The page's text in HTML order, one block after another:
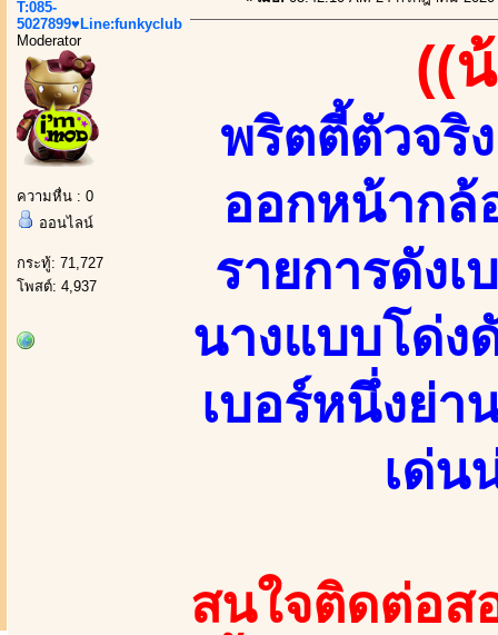
T:085-
5027899♥Line:funkyclub
Moderator
ความหื่น : 0
ออนไลน์
กระทู้: 71,727
โพสต์: 4,937
((
พริตตี้ตัวจริ
ออกหน้ากล้
รายการดัง
นางแบบโด่ง
เบอร์หนึ่งย่
เด่น
สนใจติดต่อส